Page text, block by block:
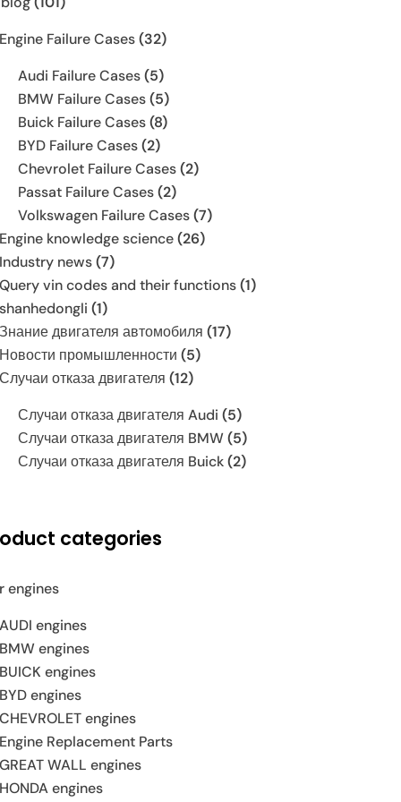
Engine Failure Cases(32)
Audi Failure Cases(5)
BMW Failure Cases(5)
Buick Failure Cases(8)
BYD Failure Cases(2)
Chevrolet Failure Cases(2)
Passat Failure Cases(2)
Volkswagen Failure Cases(7)
Engine knowledge science(26)
Industry news(7)
Query vin codes and their functions(1)
shanhedongli (1)
Знание двигателя автомобиля (17)
Новости промышленности (5)
Случаи отказа двигателя (12)
Случаи отказа двигателя Audi (5)
Случаи отказа двигателя BMW(5)
Случаи отказа двигателя Buick(2)
categories
engines
AUDI engines
BMW engines
BUICK engines
BYD engines
CHEVROLET engines
Engine Replacement Parts
GREAT WALL engines
HONDA engines